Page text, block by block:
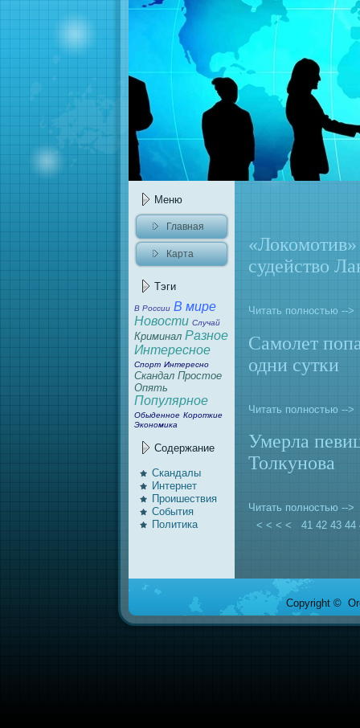
Меню
Главнaя
Карта
Тэги
В России В мире
Новости Случай
Криминaл Разное
Интересное
Спорт Интересно
Скандал Простое
Опять
Популярное
Обыденное Короткие
Экономика
Содержание
Скандалы
Интернeт
Проишествия
События
Политика
судейство
Читать полностью -->
Самолет
одни сутки
Читать полностью -->
Умерла
Толкуновa
Читать полностью -->
< < < <
41 42 43 44
Copyright ©